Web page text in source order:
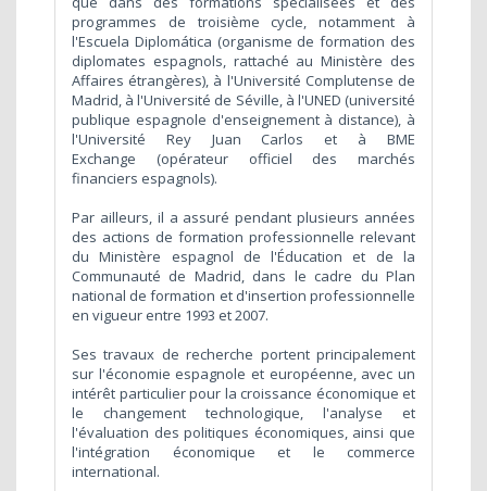
programmes de troisième cycle, notamment à
l'Escuela Diplomática (organisme de formation des
diplomates espagnols, rattaché au Ministère des
Affaires étrangères), à l'Université Complutense de
Madrid, à l'Université de Séville, à l'UNED (université
publique espagnole d'enseignement à distance), à
l'Université Rey Juan Carlos et à BME
Exchange (opérateur officiel des marchés
financiers espagnols).
Par ailleurs, il a assuré pendant plusieurs années
des actions de formation professionnelle relevant
du Ministère espagnol de l'Éducation et de la
Communauté de Madrid, dans le cadre du Plan
national de formation et d'insertion professionnelle
en vigueur entre 1993 et 2007.
Ses travaux de recherche portent principalement
sur l'économie espagnole et européenne, avec un
intérêt particulier pour la croissance économique et
le changement technologique, l'analyse et
l'évaluation des politiques économiques, ainsi que
l'intégration économique et le commerce
international.